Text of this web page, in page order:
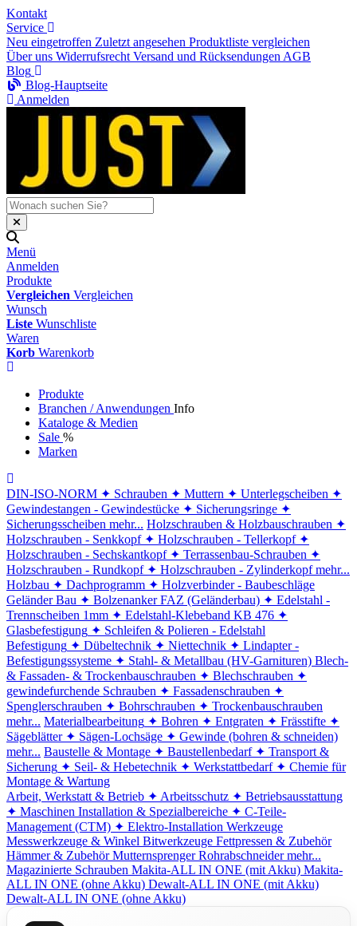
Kontakt
Service
Neu eingetroffen Zuletzt angesehen Produktliste vergleichen
Über uns Widerrufsrecht Versand und Rücksendungen AGB
Blog
Blog-Hauptseite
Anmelden
Menü
Anmelden
Produkte
Vergleichen Vergleichen
Wunsch
Liste Wunschliste
Waren
Korb Warenkorb
Produkte
Branchen / Anwendungen Info
Kataloge & Medien
Sale %
Marken
DIN-ISO-NORM ✦ Schrauben ✦ Muttern ✦ Unterlegscheiben ✦
Gewindestangen - Gewindestücke ✦ Sicherungsringe ✦
Sicherungsscheiben mehr... Holzschrauben & Holzbauschrauben ✦
Holzschrauben - Senkkopf ✦ Holzschrauben - Tellerkopf ✦
Holzschrauben - Sechskantkopf ✦ Terrassenbau-Schrauben ✦
Holzschrauben - Rundkopf ✦ Holzschrauben - Zylinderkopf mehr...
Holzbau ✦ Dachprogramm ✦ Holzverbinder - Baubeschläge
Geländer Bau ✦ Bolzenanker FAZ (Geländerbau) ✦ Edelstahl -
Trennscheiben 1mm ✦ Edelstahl-Klebeband KB 476 ✦
Glasbefestigung ✦ Schleifen & Polieren - Edelstahl
Befestigung ✦ Dübeltechnik ✦ Niettechnik ✦ Lindapter -
Befestigungssysteme ✦ Stahl- & Metallbau (HV-Garnituren) Blech-
& Fassaden- & Trockenbauschrauben ✦ Blechschrauben ✦
gewindefurchende Schrauben ✦ Fassadenschrauben ✦
Spenglerschrauben ✦ Bohrschrauben ✦ Trockenbauschrauben
mehr... Materialbearbeitung ✦ Bohren ✦ Entgraten ✦ Frässtifte ✦
Sägeblätter ✦ Sägen-Lochsäge ✦ Gewinde (bohren & schneiden)
mehr... Baustelle & Montage ✦ Baustellenbedarf ✦ Transport &
Sicherung ✦ Seil- & Hebetechnik ✦ Werkstattbedarf ✦ Chemie für
Montage & Wartung
Arbeit, Werkstatt & Betrieb ✦ Arbeitsschutz ✦ Betriebsausstattung
✦ Maschinen Installation & Spezialbereiche ✦ C-Teile-
Management (CTM) ✦ Elektro-Installation Werkzeuge
Messwerkzeuge & Winkel Bitwerkzeuge Fettpressen & Zubehör
Hämmer & Zubehör Mutternsprenger Rohrabschneider mehr...
Magazinierte Schrauben Makita-ALL IN ONE (mit Akku) Makita-
ALL IN ONE (ohne Akku) Dewalt-ALL IN ONE (mit Akku)
Dewalt-ALL IN ONE (ohne Akku)